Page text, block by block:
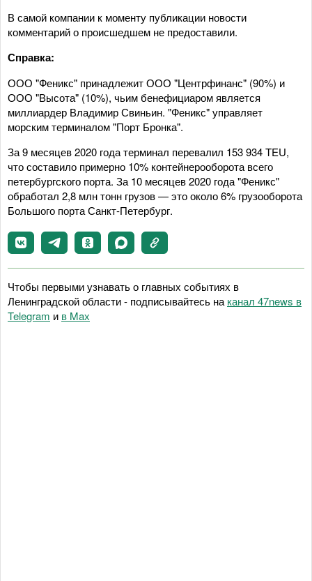
В самой компании к моменту публикации новости
комментарий о происшедшем не предоставили.
Справка:
ООО "Феникс" принадлежит ООО "Центрфинанс" (90%) и
ООО "Высота" (10%), чьим бенефициаром является
миллиардер Владимир Свиньин. "Феникс" управляет
морским терминалом "Порт Бронка".
За 9 месяцев 2020 года терминал перевалил 153 934 TEU,
что составило примерно 10% контейнерооборота всего
петербургского порта. За 10 месяцев 2020 года "Феникс"
обработал 2,8 млн тонн грузов — это около 6% грузооборота
Большого порта Санкт-Петербург.
Чтобы первыми узнавать о главных событиях в
Ленинградской области - подписывайтесь на канал 47news в
Telegram и в Maх